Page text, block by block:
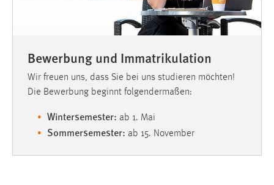
Bewerbung und Immatrikulation
Wir freuen uns, dass Sie bei uns studieren möchten!
Die Bewerbung beginnt folgendermaßen:
Wintersemester: ab 1. Mai
Sommersemester: ab 15. November